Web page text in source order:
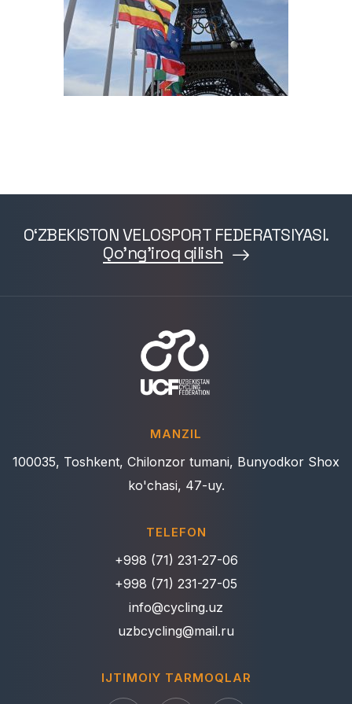
O‘ZBEKISTON VELOSPORT FEDERATSIYASI.
Qo'ng'iroq qilish
MANZIL
100035, Toshkent, Chilonzor tumani, Bunyodkor Shox
ko'chasi, 47-uy.
TELEFON
+998 (71) 231-27-06
+998 (71) 231-27-05
info@cycling.uz
uzbcycling@mail.ru
IJTIMOIY TARMOQLAR